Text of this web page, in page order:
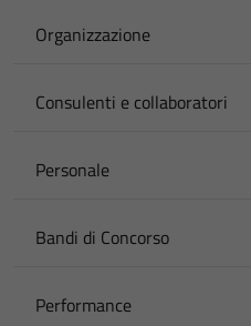
Organizzazione
Consulenti e collaboratori
Personale
Bandi di Concorso
Performance